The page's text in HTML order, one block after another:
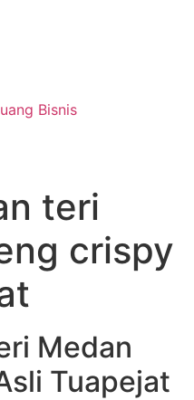
Bisnis
teri
crispy
Medan
Tuapejat